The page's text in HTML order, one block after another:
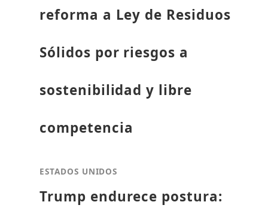
reforma a Ley de Residuos
Sólidos por riesgos a
sostenibilidad y libre
competencia
ESTADOS UNIDOS
Trump endurece postura: